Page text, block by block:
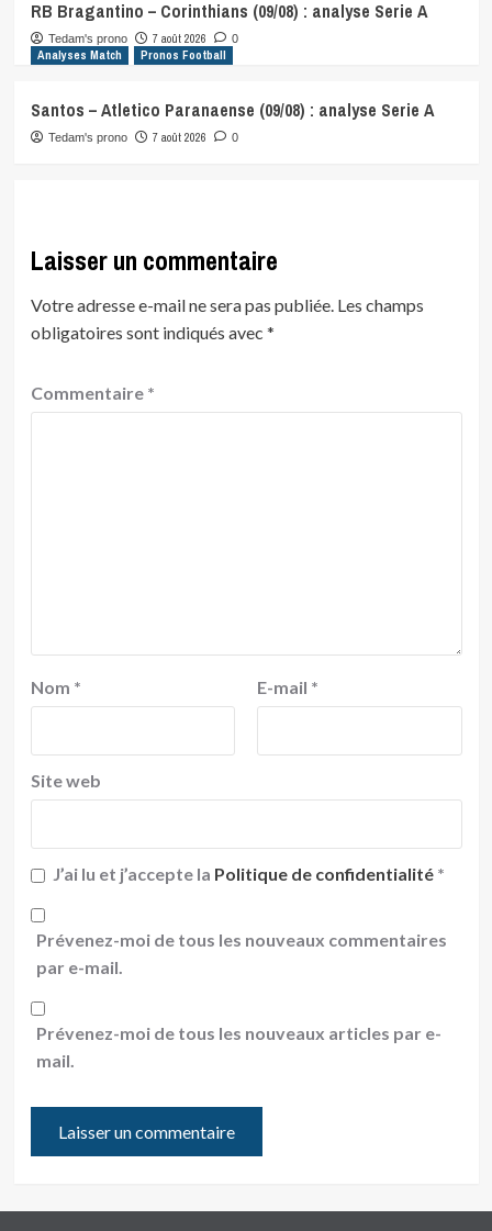
RB Bragantino – Corinthians (09/08) : analyse Serie A
Tedam's prono 7 août 2026 0
Analyses Match Pronos Football
Santos – Atletico Paranaense (09/08) : analyse Serie A
Tedam's prono 7 août 2026 0
Laisser un commentaire
Votre adresse e-mail ne sera pas publiée. Les champs
obligatoires sont indiqués avec *
Commentaire *
Nom * E-mail *
Site web
J’ai lu et j’accepte la Politique de confidentialité *
Prévenez-moi de tous les nouveaux commentaires
par e-mail.
Prévenez-moi de tous les nouveaux articles par e-
mail.